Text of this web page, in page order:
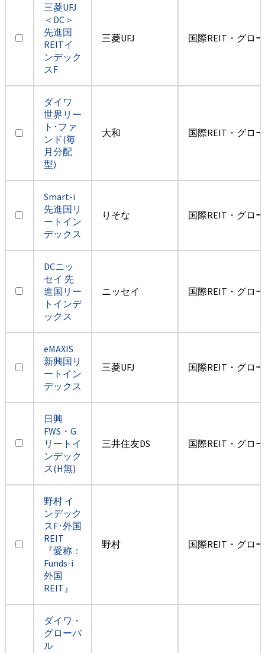
三菱UFJ
＜DC＞
先進国
REITイ
ンデック
スF
三菱UFJ 国際REIT・グロ
ダイワ
世界リー
ト･ファ
ンド(毎
月分配
型)
大和 国際REIT・グロ
Smart-i
先進国リ
ートイン
デックス
りそな 国際REIT・グロ
DCニッ
セイ 先
進国リー
トインデ
ックス
ニッセイ 国際REIT・グロ
eMAXIS
新興国リ
ートイン
デックス
三菱UFJ 国際REIT・グロ
日興
FWS・G
リートイ
ンデック
ス(H無)
三井住友DS 国際REIT・グロ
野村 イ
ンデック
スF･外国
REIT
『愛称：
Funds-i
外国
REIT』
野村 国際REIT・グロ
ダイワ・
グローバ
ル